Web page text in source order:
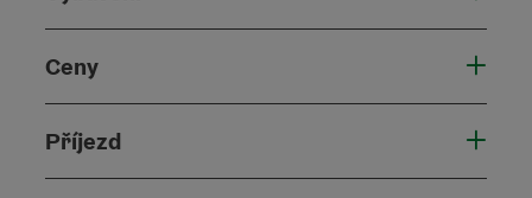
Ceny
Příjezd